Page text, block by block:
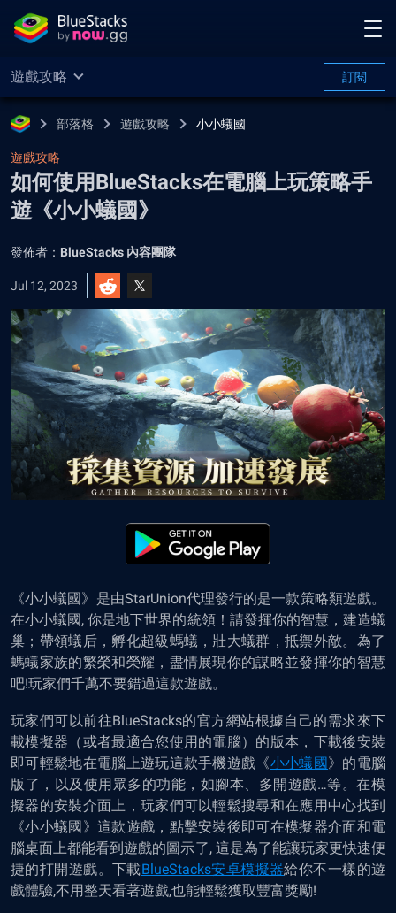
遊戲攻略 訂閱
部落格 遊戲攻略 小小蟻國
遊戲攻略
如何使用BlueStacks在電腦上玩策略手
遊《小小蟻國》
發佈者： BlueStacks 內容團隊
Jul 12, 2023
《小小蟻國》是由StarUnion代理發行的是一款策略類遊戲。
在小小蟻國, 你是地下世界的統領！請發揮你的智慧，建造蟻
巢；帶領蟻后，孵化超級螞蟻，壯大蟻群，抵禦外敵。為了
螞蟻家族的繁榮和榮耀，盡情展現你的謀略並發揮你的智慧
吧!玩家們千萬不要錯過這款遊戲。
玩家們可以前往BlueStacks的官方網站根據自己的需求來下
載模擬器（或者最適合您使用的電腦）的版本，下載後安裝
即可輕鬆地在電腦上遊玩這款手機遊戲《小小蟻國》的電腦
版了 ，以及使用眾多的功能，如腳本、多開遊戲…等。在模
擬器的安裝介面上，玩家們可以輕鬆搜尋和在應用中心找到
《小小蟻國》這款遊戲，點擊安裝後即可在模擬器介面和電
腦桌面上都能看到遊戲的圖示了, 這是為了能讓玩家更快速便
捷的打開遊戲。下載BlueStacks安卓模擬器給你不一樣的遊
戲體驗,不用整天看著遊戲,也能輕鬆獲取豐富獎勵!